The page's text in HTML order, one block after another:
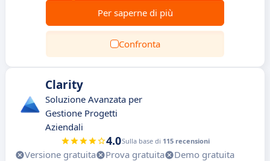
Per saperne di più
Confronta
Clarity
Soluzione Avanzata per
Gestione Progetti
Aziendali
4.0Sulla base di 115 recensioni
Versione gratuita Prova gratuita
Demo gratuita